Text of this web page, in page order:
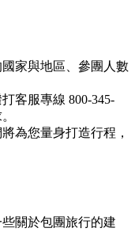
家與地區、參團人數
打客服專線 800-345-
為您量身打造行程，
關於包團旅行的建